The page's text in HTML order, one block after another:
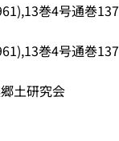
巻4号通巻
巻4号通巻
土研究会